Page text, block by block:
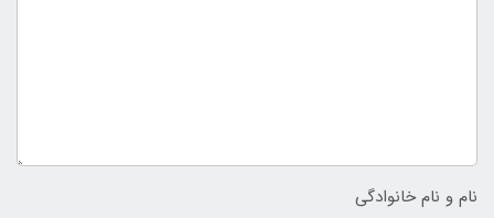
نام و نام خانوادگی